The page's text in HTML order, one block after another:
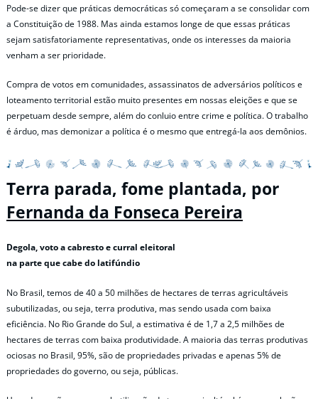
Pode-se dizer que práticas democráticas só começaram a se consolidar com
a Constituição de 1988. Mas ainda estamos longe de que essas práticas
sejam satisfatoriamente representativas, onde os interesses da maioria
venham a ser prioridade.
Compra de votos em comunidades, assassinatos de adversários políticos e
loteamento territorial estão muito presentes em nossas eleições e que se
perpetuam desde sempre, além do conluio entre crime e política. O trabalho
é árduo, mas demonizar a política é o mesmo que entregá-la aos demônios.
Terra parada, fome plantada, por
Fernanda da Fonseca Pereira
Degola, voto a cabresto e curral eleitoral
na parte que cabe do latifúndio
No Brasil, temos de 40 a 50 milhões de hectares de terras agricultáveis
subutilizadas, ou seja, terra produtiva, mas sendo usada com baixa
eficiência. No Rio Grande do Sul, a estimativa é de 1,7 a 2,5 milhões de
hectares de terras com baixa produtividade. A maioria das terras produtivas
ociosas no Brasil, 95%, são de propriedades privadas e apenas 5% de
propriedades do governo, ou seja, públicas.